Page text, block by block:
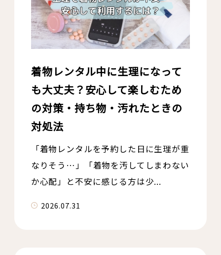
着物レンタル中に生理になって
も大丈夫？安心して楽しむため
の対策・持ち物・汚れたときの
対処法
「着物レンタルを予約した日に生理が重
なりそう…」「着物を汚してしまわない
か心配」と不安に感じる方は少...
2026.07.31